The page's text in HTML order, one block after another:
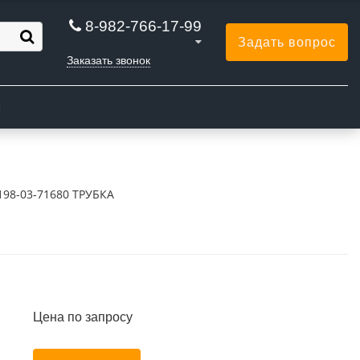
8-982-766-17-99
Заказать звонок
Задать вопрос
03-71680 ТРУБКА
Цена по запросу